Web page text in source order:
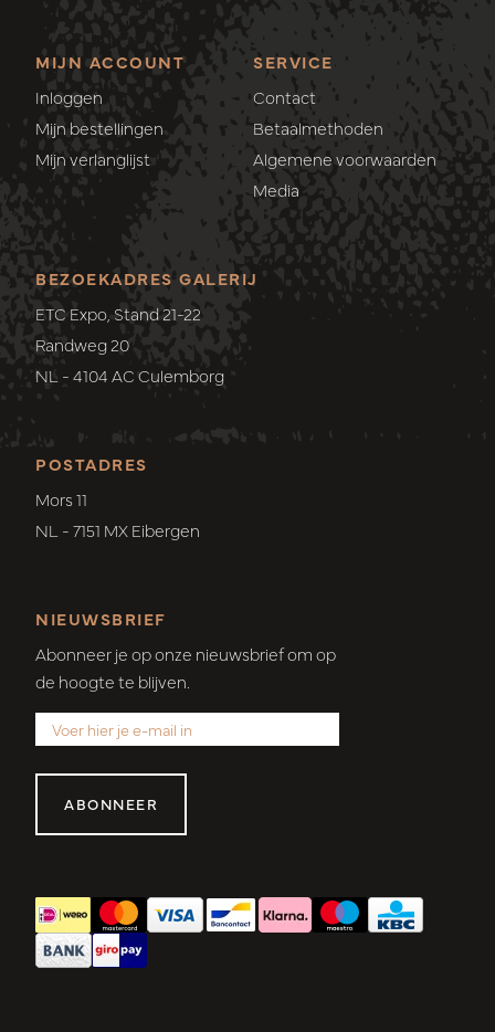
MIJN ACCOUNT
Inloggen
Mijn bestellingen
Mijn verlanglijst
SERVICE
Contact
Betaalmethoden
Algemene voorwaarden
Media
POSTADRES
Mors 11
NL - 7151 MX Eibergen
BEZOEKADRES GALERIJ
ETC Expo, Stand 21-22
Randweg 20
NL - 4104 AC Culemborg
NIEUWSBRIEF
Abonneer je op onze nieuwsbrief om op
de hoogte te blijven.
ABONNEER